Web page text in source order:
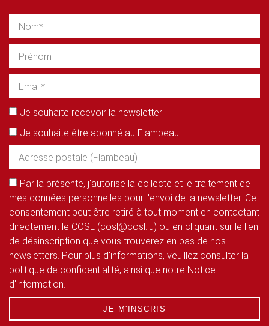
Je souhaite recevoir la newsletter
Je souhaite être abonné au Flambeau
Par la présente, j'autorise la collecte et le traitement de
mes données personnelles pour l'envoi de la newsletter. Ce
consentement peut être retiré à tout moment en contactant
directement le COSL (cosl@cosl.lu) ou en cliquant sur le lien
de désinscription que vous trouverez en bas de nos
newsletters. Pour plus d'informations, veuillez consulter la
politique de confidentialité, ainsi que notre Notice
d'information.
JE M'INSCRIS